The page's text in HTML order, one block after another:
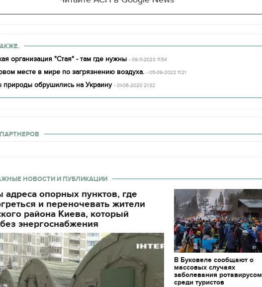
организация "Стая" - там где нужны - 09-11-2023 11:54
месте в мире по загрязнению воздуха. - 05-09-2022 11:21
природы обрушились на Украину - 01-06-2020 21:32
НОВОСТИ И ПУБЛИКАЦИИ
адреса опорных пунктов, где
и переночевать жители
района Киева, который
энергоснабжения
В Буковеле сообщают о
массовых случаях
заболевания ротавирусом
среди туристов